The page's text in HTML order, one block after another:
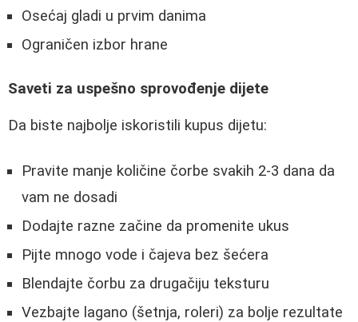
Osećaj gladi u prvim danima
Ograničen izbor hrane
Saveti za uspešno sprovođenje dijete
Da biste najbolje iskoristili kupus dijetu:
Pravite manje količine čorbe svakih 2-3 dana da
vam ne dosadi
Dodajte razne začine da promenite ukus
Pijte mnogo vode i čajeva bez šećera
Blendajte čorbu za drugačiju teksturu
Vezbajte lagano (šetnja, roleri) za bolje rezultate